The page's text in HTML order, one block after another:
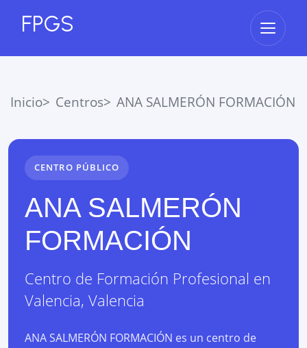
FPGS Abrir
Inicio Centros ANA SALMERÓN FORMACIÓN
CENTRO PÚBLICO
ANA SALMERÓN
FORMACIÓN
Centro de Formación Profesional en
Valencia, Valencia
ANA SALMERÓN FORMACIÓN es un centro de